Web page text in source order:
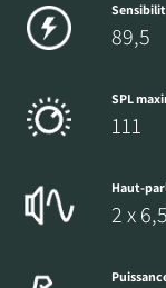
89,5
SPL
111
Haut-
2 x